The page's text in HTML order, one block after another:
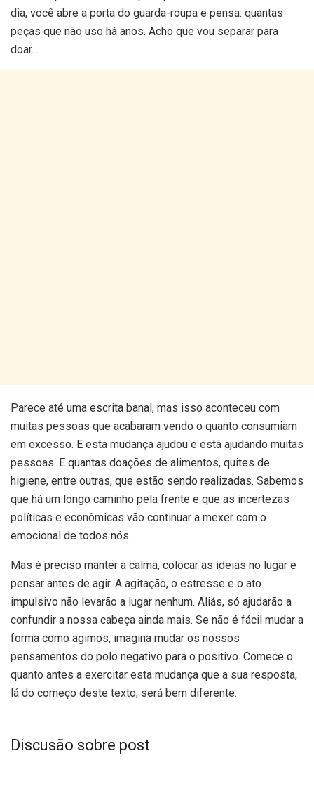
dia, você abre a porta do guarda-roupa e pensa: quantas
peças que não uso há anos. Acho que vou separar para
doar…
Parece até uma escrita banal, mas isso aconteceu com
muitas pessoas que acabaram vendo o quanto consumiam
em excesso. E esta mudança ajudou e está ajudando muitas
pessoas. E quantas doações de alimentos, quites de
higiene, entre outras, que estão sendo realizadas. Sabemos
que há um longo caminho pela frente e que as incertezas
políticas e econômicas vão continuar a mexer com o
emocional de todos nós.
Mas é preciso manter a calma, colocar as ideias no lugar e
pensar antes de agir. A agitação, o estresse e o ato
impulsivo não levarão a lugar nenhum. Aliás, só ajudarão a
confundir a nossa cabeça ainda mais. Se não é fácil mudar a
forma como agimos, imagina mudar os nossos
pensamentos do polo negativo para o positivo. Comece o
quanto antes a exercitar esta mudança que a sua resposta,
lá do começo deste texto, será bem diferente.
Discusão sobre post